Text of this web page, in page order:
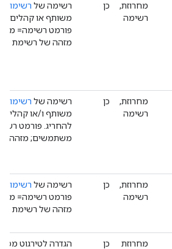
מחרוזת,
רשימה
כן רשימה של רשימות
משותף או קהלים
פורמט רשימה=
מזהה של רשימת
מחרוזת,
רשימה
כן רשימה של רשימות
משותף ו/או קהלים
להחריג. פורמט
משתמשים; מזהה
מחרוזת,
רשימה
כן רשימה של רשימות
פורמט רשימה=
מזהה של רשימת
מחרוזת כן
הגדרה לטירגוט